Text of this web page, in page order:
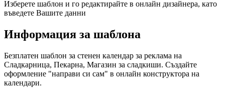
Изберете шаблон и го редактирайте в онлайн дизайнера, като
въведете Вашите данни
Информация за шаблона
Безплатен шаблон за стенен календар за реклама на
Сладкарница, Пекарна, Магазин за сладкиши. Създайте
оформление "направи си сам" в онлайн конструктора на
календари.